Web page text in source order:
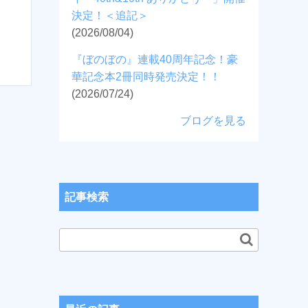
決定！＜追記＞
(2026/08/04)
『ぼのぼの』連載40周年記念！豪
華記念本2冊同時発売決定！！
(2026/07/24)
ブログを見る
記事検索